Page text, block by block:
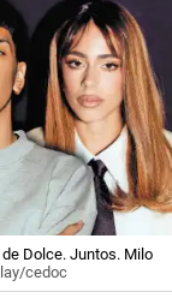
Dolce. Juntos. Milo
cedoc